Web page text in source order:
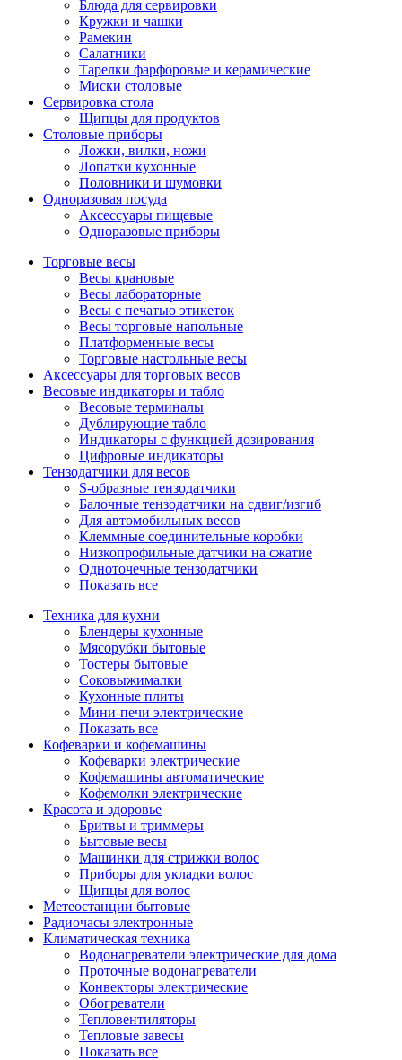
Блюда для сервировки
Кружки и чашки
Рамекин
Салатники
Тарелки фарфоровые и керамические
Миски столовые
Сервировка стола
Щипцы для продуктов
Столовые приборы
Ложки, вилки, ножи
Лопатки кухонные
Половники и шумовки
Одноразовая посуда
Аксессуары пищевые
Одноразовые приборы
Торговые весы
Весы крановые
Весы лабораторные
Весы с печатью этикеток
Весы торговые напольные
Платформенные весы
Торговые настольные весы
Аксессуары для торговых весов
Весовые индикаторы и табло
Весовые терминалы
Дублирующие табло
Индикаторы с функцией дозирования
Цифровые индикаторы
Тензодатчики для весов
S-образные тензодатчики
Балочные тензодатчики на сдвиг/изгиб
Для автомобильных весов
Клеммные соединительные коробки
Низкопрофильные датчики на сжатие
Одноточечные тензодатчики
Показать все
Техника для кухни
Блендеры кухонные
Мясорубки бытовые
Тостеры бытовые
Соковыжималки
Кухонные плиты
Мини-печи электрические
Показать все
Кофеварки и кофемашины
Кофеварки электрические
Кофемашины автоматические
Кофемолки электрические
Красота и здоровье
Бритвы и триммеры
Бытовые весы
Машинки для стрижки волос
Приборы для укладки волос
Щипцы для волос
Метеостанции бытовые
Радиочасы электронные
Климатическая техника
Водонагреватели электрические для дома
Проточные водонагреватели
Конвекторы электрические
Обогреватели
Тепловентиляторы
Тепловые завесы
Показать все